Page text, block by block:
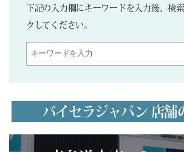
下記の入力欄にキーワードを入力後、検
クしてください。
バイセラジャパン 店舗